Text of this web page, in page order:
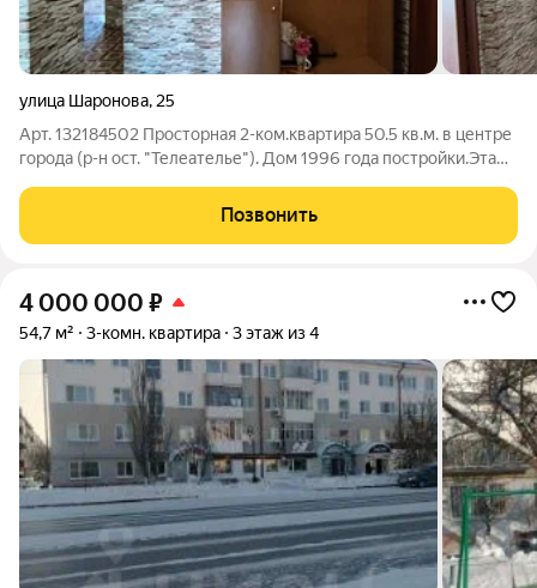
улица Шаронова, 25
Арт. 132184502 Просторная 2-ком.квартира 50.5 кв.м. в центре
города (р-н ост. "Телеателье"). Дом 1996 года постройки.Этаж
лоджия О квартире: Ремонт косметический. Уютные обои,
тёплый линолеум
Позвонить
4 000 000 ₽
54,7 м² 3-комн. квартира 3 этаж из 4